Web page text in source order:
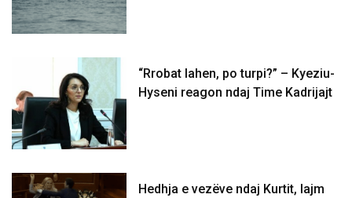
“Rrobat lahen, po turpi?” – Kyeziu-
Hyseni reagon ndaj Time Kadrijajt
Hedhja e vezëve ndaj Kurtit, lajm